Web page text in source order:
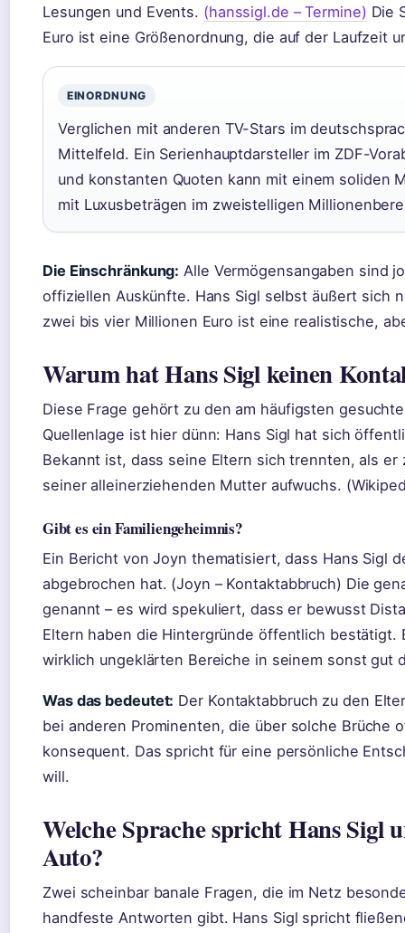
Lesungen und Events. (hanssigl.de – Termine) Die
Euro ist eine Größenordnung, die auf der Laufzeit
EINORDNUNG
Verglichen mit anderen TV-Stars im
Mittelfeld. Ein Serienhauptdarsteller im ZDF-
und konstanten Quoten kann mit einem soliden
mit Luxusbeträgen im zweistelligen
Die Einschränkung: Alle Vermögensangaben sind
offiziellen Auskünfte. Hans Sigl selbst äußert sich
zwei bis vier Millionen Euro ist eine realistische,
Warum hat Hans Sigl keinen
Diese Frage gehört zu den am häufigsten
Quellenlage ist hier dünn: Hans Sigl hat sich
Bekannt ist, dass seine Eltern sich trennten, als er
seiner alleinerziehenden Mutter aufwuchs.
Gibt es ein Familiengeheimnis?
Ein Bericht von Joyn thematisiert, dass Hans Sigl
abgebrochen hat. (Joyn – Kontaktabbruch) Die
genannt – es wird spekuliert, dass er bewusst
Eltern haben die Hintergründe öffentlich bestätigt.
wirklich ungeklärten Bereiche in seinem sonst gut
Was das bedeutet: Der Kontaktabbruch zu den
bei anderen Prominenten, die über solche Brüche
konsequent. Das spricht für eine persönliche
will.
Welche Sprache spricht Hans Sigl
Auto?
Zwei scheinbar banale Fragen, die im Netz
handfeste Antworten gibt. Hans Sigl spricht